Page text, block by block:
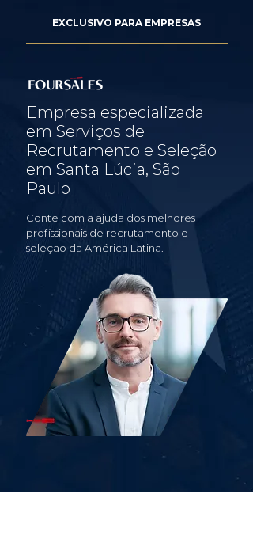
EXCLUSIVO PARA EMPRESAS
Empresa especializada
em Serviços de
Recrutamento e Seleção
em Santa Lúcia, São
Paulo
Conte com a ajuda dos melhores
profissionais de recrutamento e
seleção da América Latina.